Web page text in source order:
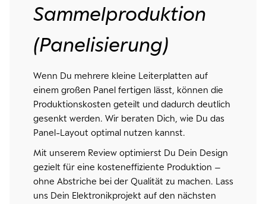
Sammelproduktion
(Panelisierung)
Wenn Du mehrere kleine Leiterplatten auf
einem großen Panel fertigen lässt, können die
Produktionskosten geteilt und dadurch deutlich
gesenkt werden. Wir beraten Dich, wie Du das
Panel-Layout optimal nutzen kannst.
Mit unserem Review optimierst Du Dein Design
gezielt für eine kosteneffiziente Produktion –
ohne Abstriche bei der Qualität zu machen. Lass
uns Dein Elektronikprojekt auf den nächsten